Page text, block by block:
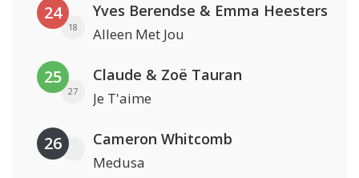
24
18
Yves Berendse & Emma Heesters
Alleen Met Jou
25
27
Claude & Zoë Tauran
Je T'aime
26 Cameron Whitcomb
Medusa